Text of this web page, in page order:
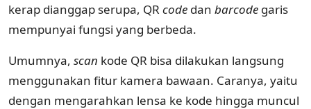
kerap dianggap serupa, QR code dan barcode garis
mempunyai fungsi yang berbeda.
Umumnya, scan kode QR bisa dilakukan langsung
menggunakan fitur kamera bawaan. Caranya, yaitu
dengan mengarahkan lensa ke kode hingga muncul